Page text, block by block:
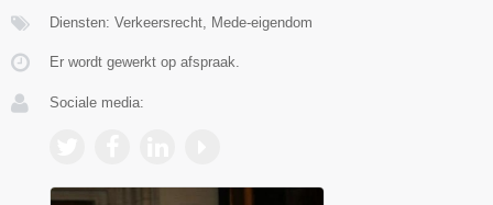
Diensten: Verkeersrecht, Mede-eigendom
Er wordt gewerkt op afspraak.
Sociale media: